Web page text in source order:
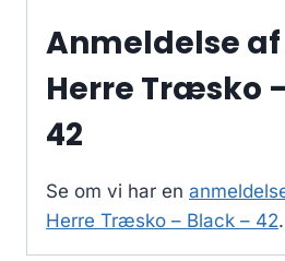
Anmeldelse
Herre Træsko
42
Se om vi har en
Herre Træsko – Black – 42.